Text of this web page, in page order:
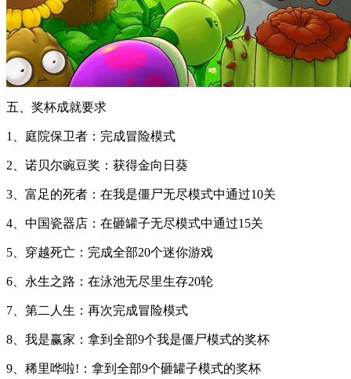
五、奖杯成就要求
1、庭院保卫者：完成冒险模式
2、诺贝尔豌豆奖：获得金向日葵
3、富足的死者：在我是僵尸无尽模式中通过10关
4、中国瓷器店：在砸罐子无尽模式中通过15关
5、穿越死亡：完成全部20个迷你游戏
6、永生之路：在泳池无尽里生存20轮
7、第二人生：再次完成冒险模式
8、我是赢家：拿到全部9个我是僵尸模式的奖杯
9、稀里哗啦!：拿到全部9个砸罐子模式的奖杯